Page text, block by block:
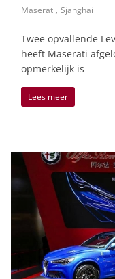
Maserati, Sjanghai
Twee opvallende
heeft Maserati
opmerkelijk is
Lees meer